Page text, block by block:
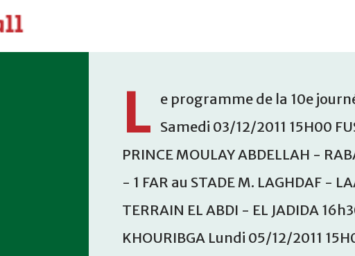
L e programme de la 10e
Samedi 03/12/2011 15H00
PRINCE MOULAY ABDELLAH -
- 1 FAR au STADE M. LAGHDAF -
TERRAIN EL ABDI - EL JADIDA
KHOURIBGA Lundi 05/12/2011